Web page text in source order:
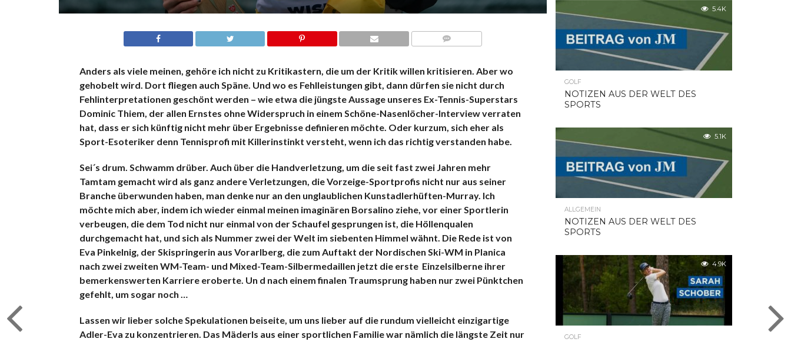
Anders als viele meinen, gehöre ich nicht zu Kritikastern, die um der Kritik willen kritisieren. Aber wo
gehobelt wird. Dort fliegen auch Späne. Und wo es Fehlleistungen gibt, dann dürfen sie nicht durch
Fehlinterpretationen geschönt werden – wie etwa die jüngste Aussage unseres Ex-Tennis-Superstars
Dominic Thiem, der allen Ernstes ohne Widerspruch in einem Schöne-Nasenlöcher-Interview verraten
hat, dass er sich künftig nicht mehr über Ergebnisse definieren möchte. Oder kurzum, sich eher als
Sport-Esoteriker denn Tennisprofi mit Killerinstinkt versteht, wenn ich das richtig verstanden habe.
Sei´s drum. Schwamm drüber. Auch über die Handverletzung, um die seit fast zwei Jahren mehr
Tamtam gemacht wird als ganz andere Verletzungen, die Vorzeige-Sportprofis nicht nur aus seiner
Branche überwunden haben, man denke nur an den unglaublichen Kunstadlerhüften-Murray. Ich
möchte mich aber, indem ich wieder einmal meinen imaginären Borsalino ziehe, vor einer Sportlerin
verbeugen, die dem Tod nicht nur einmal von der Schaufel gesprungen ist, die Höllenqualen
durchgemacht hat, und sich als Nummer zwei der Welt im siebenten Himmel wähnt. Die Rede ist von
Eva Pinkelnig, der Skispringerin aus Vorarlberg, die zum Auftakt der Nordischen Ski-WM in Planica
nach zwei zweiten WM-Team- und Mixed-Team-Silbermedaillen jetzt die erste Einzelsilberne ihrer
bemerkenswerten Karriere eroberte. Un d nach einem finalen Traumsprung haben nur zwei Pünktchen
gefehlt, um sogar noch …
Lassen wir lieber solche Spekulationen beiseite, um uns lieber auf die rundum vielleicht einzigartige
Adler-Eva zu konzentrieren. Das Mäderls aus einer sportlichen Familie war nämlich die längste Zeit nur
5.4K
GOLF
NOTIZEN AUS DER WELT DES
SPORTS
5.1K
ALLGEMEIN
NOTIZEN AUS DER WELT DES
SPORTS
4.9K
GOLF